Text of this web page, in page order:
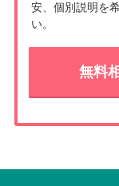
安、個別説明を
い。
無料